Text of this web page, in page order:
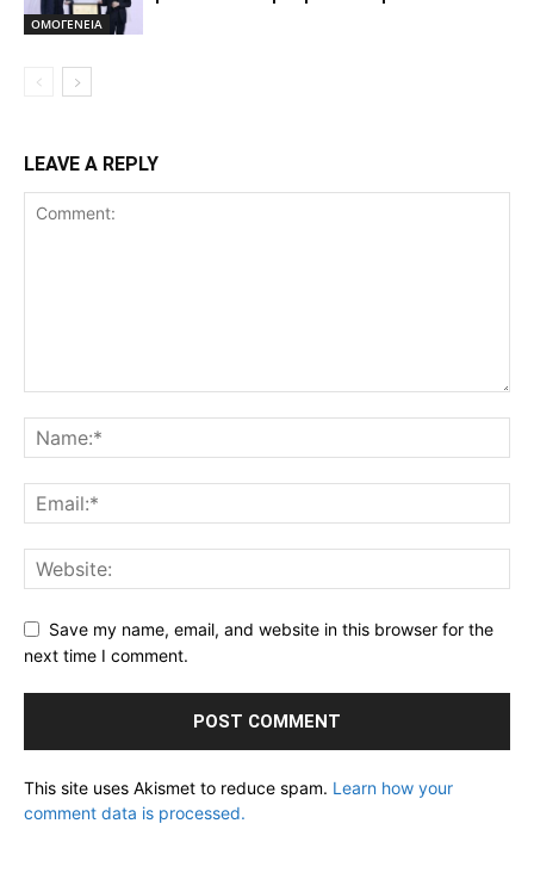
ΟΜΟΓΕΝΕΙΑ
LEAVE A REPLY
Save my name, email, and website in this browser for the
next time I comment.
This site uses Akismet to reduce spam. Learn how your
comment data is processed.